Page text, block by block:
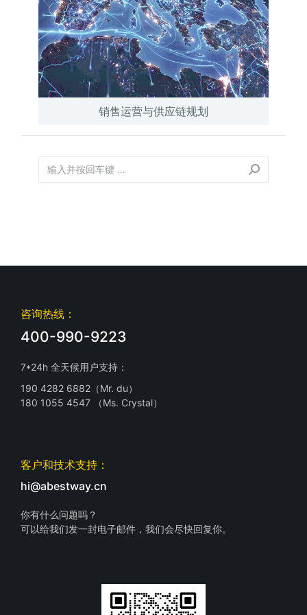
销售运营与供应链规划
咨询热线：
400-990-9223
7*24h 全天候用户支持：
190 4282 6882（Mr. du）
180 1055 4547 （Ms. Crystal）
客户和技术支持：
hi@abestway.cn
你有什么问题吗？
可以给我们发一封电子邮件，我们会尽快回复你。